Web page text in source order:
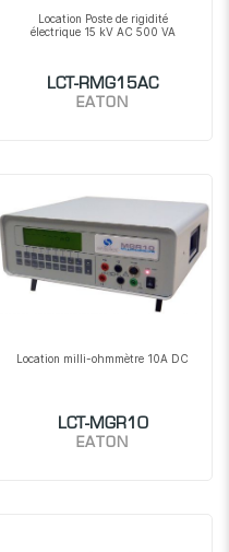
Location Poste de rigidité
électrique 15 kV AC 500 VA
LCT-RMG15AC
EATON
Location milli-ohmmètre 10A DC
LCT-MGR10
EATON